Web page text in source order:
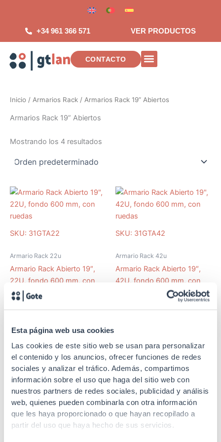
Esta página web usa cookies
Las cookies de este sitio web se usan para personalizar
el contenido y los anuncios, ofrecer funciones de redes
sociales y analizar el tráfico. Además, compartimos
información sobre el uso que haga del sitio web con
nuestros partners de redes sociales, publicidad y análisis
web, quienes pueden combinarla con otra información
que les haya proporcionado o que hayan recopilado a
partir del uso que haya hecho de sus servicios.
contenido
+34 961 366 571 VER PRODUCTOS
CONTACTO
Inicio / Armarios Rack / Armarios Rack 19” Abiertos
Armarios Rack 19” Abiertos
Mostrando los 4 resultados
SKU: 31GTA22
Armario Rack 22u
Armario Rack Abierto 19″,
22U, fondo 600 mm, con
ruedas
SKU: 31GTA42
Armario Rack 42u
Armario Rack Abierto 19″,
42U, fondo 600 mm, con
SKU: 50SP2
Armarios Rack
Soporte pared para panel
19″, 2U, fondo 150 mm
SKU: 50SP4T
Armarios Rack
Soporte pared para panel
19″, 4U, fondo 235-248 mm